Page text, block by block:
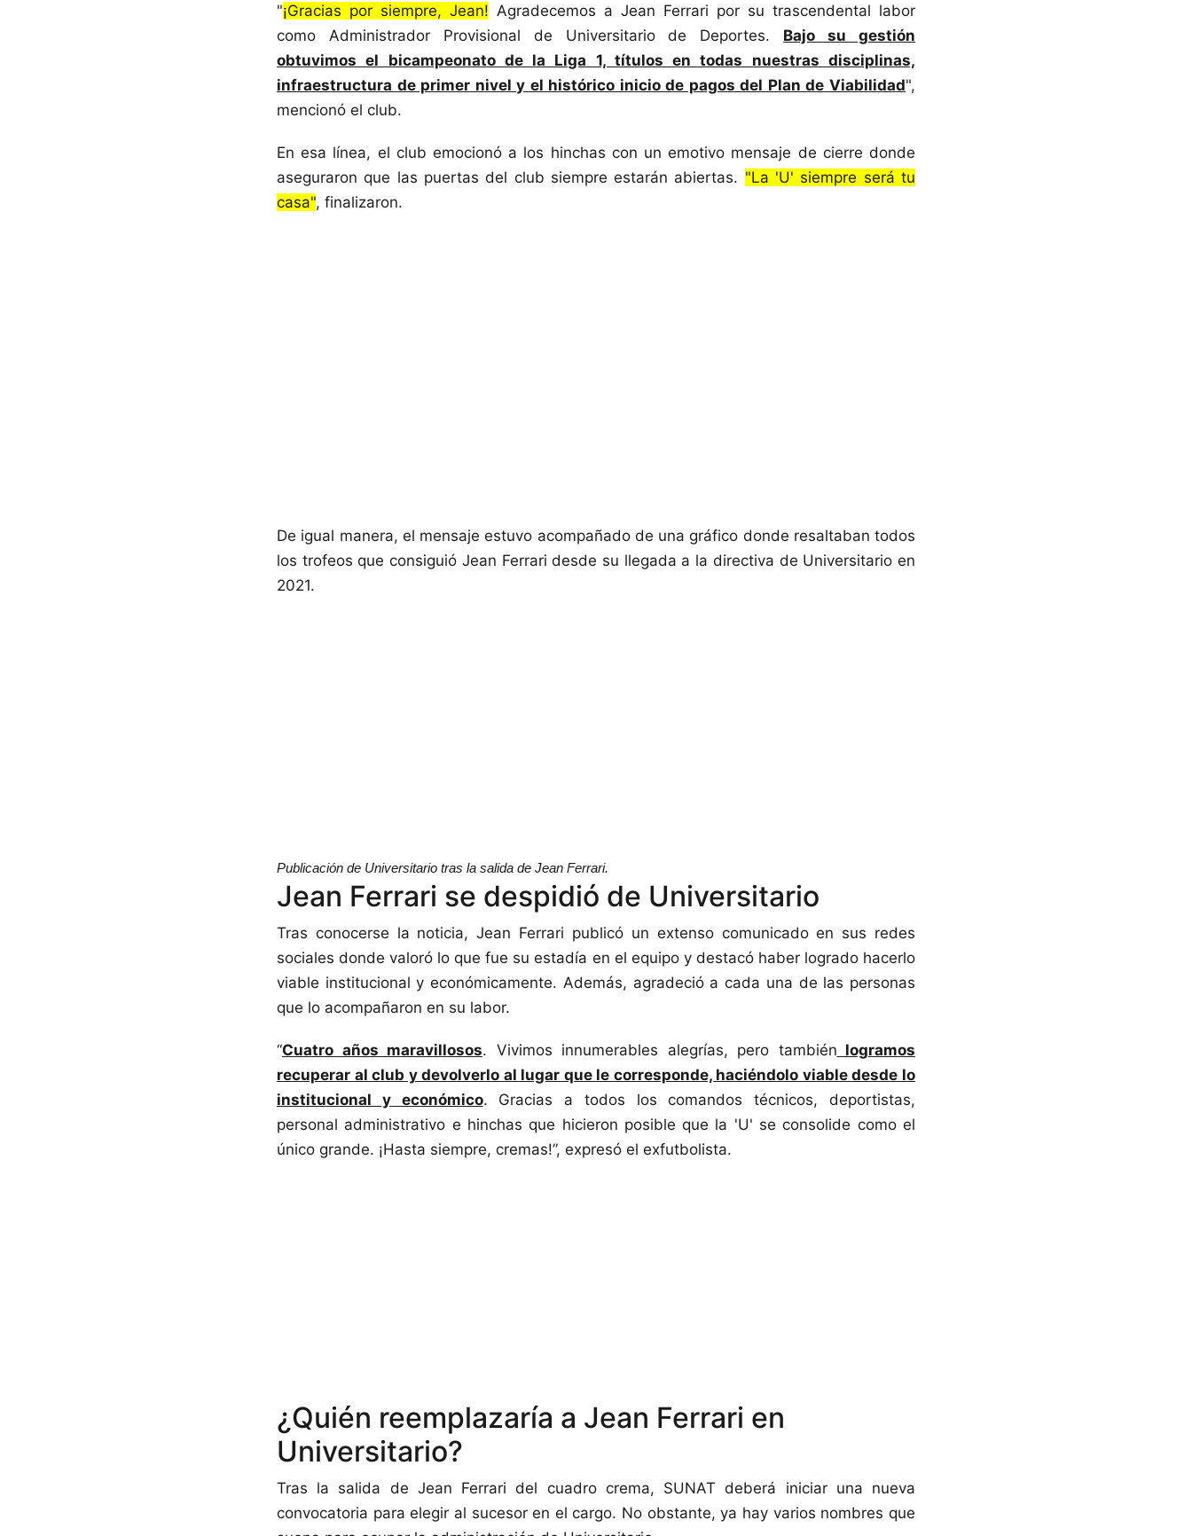
"¡Gracias por siempre, Jean! Agradecemos a Jean Ferrari por su trascendental labor
como Administrador Provisional de Universitario de Deportes. Bajo su gestión
obtuvimos el bicampeonato de la Liga 1, títulos en todas nuestras disciplinas,
infraestructura de primer nivel y el histórico inicio de pagos del Plan de Viabilidad",
mencionó el club.
En esa línea, el club emocionó a los hinchas con un emotivo mensaje de cierre donde
aseguraron que las puertas del club siempre estarán abiertas. "La 'U' siempre será tu
casa", finalizaron.
De igual manera, el mensaje estuvo acompañado de una gráfico donde resaltaban todos
los trofeos que consiguió Jean Ferrari desde su llegada a la directiva de Universitario en
2021.
Publicación de Universitario tras la salida de Jean Ferrari.
Jean Ferrari se despidió de Universitario
Tras conocerse la noticia, Jean Ferrari publicó un extenso comunicado en sus redes
sociales donde valoró lo que fue su estadía en el equipo y destacó haber logrado hacerlo
viable institucional y económicamente. Además, agradeció a cada una de las personas
que lo acompañaron en su labor.
“Cuatro años maravillosos. Vivimos innumerables alegrías, pero también logramos
recuperar al club y devolverlo al lugar que le corresponde, haciéndolo viable desde lo
institucional y económico. Gracias a todos los comandos técnicos, deportistas,
personal administrativo e hinchas que hicieron posible que la 'U' se consolide como el
único grande. ¡Hasta siempre, cremas!”, expresó el exfutbolista.
¿Quién reemplazaría a Jean Ferrari en
Universitario?
Tras la salida de Jean Ferrari del cuadro crema, SUNAT deberá iniciar una nueva
convocatoria para elegir al sucesor en el cargo. No obstante, ya hay varios nombres que